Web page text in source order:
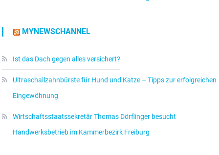
MYNEWSCHANNEL
Ist das Dach gegen alles versichert?
Ultraschallzahnbürste für Hund und Katze – Tipps zur erfolgreichen
Eingewöhnung
Wirtschaftsstaatssekretär Thomas Dörflinger besucht
Handwerksbetrieb im Kammerbezirk Freiburg